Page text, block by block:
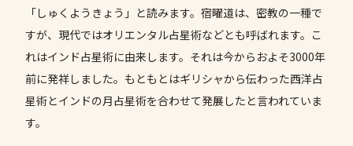
「しゅくようきょう」と読みます。宿曜道は、密教の一種で
すが、現代ではオリエンタル占星術などとも呼ばれます。こ
れはインド占星術に由来します。それは今からおよそ3000年
前に発祥しました。もともとはギリシャから伝わった西洋占
星術とインドの月占星術を合わせて発展したと言われていま
す。